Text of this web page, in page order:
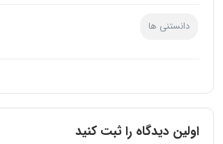
دانستنی ها
اولین دیدگاه را ثبت کنید